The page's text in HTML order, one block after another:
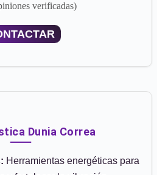
verificadas)
Dunia Correa
Herramientas energéticas para